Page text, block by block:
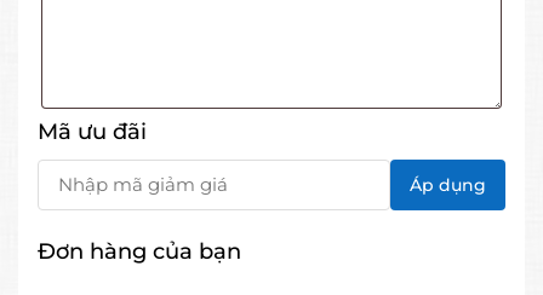
Mã ưu đãi
Đơn hàng của bạn